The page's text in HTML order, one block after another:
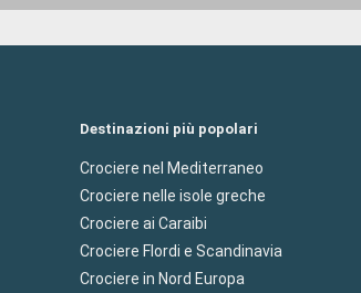
Destinazioni più popolari
Crociere nel Mediterraneo
Crociere nelle isole greche
Crociere ai Caraibi
Crociere Flordi e Scandinavia
Crociere in Nord Europa